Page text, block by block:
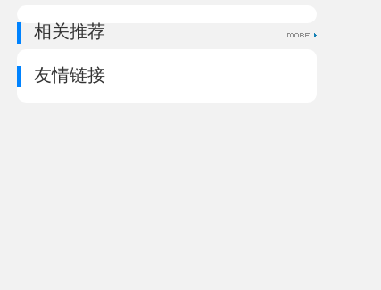
相关推荐
友情链接